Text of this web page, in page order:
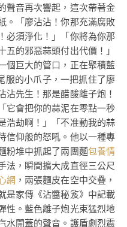
聲音再次響起，這次帶著金
。「廖沾沾！你那充滿腐敗
必須淨化！」「你將為你那
的邪惡蒜頭付出代價！」
個巨大的管口，正在聚積藍
服的小爪子，一把抓住了廖
沾先生！那是醋酸離子炮！
它會把你的蒜泥在零點一秒
浩劫啊！」「不准動我的蒜
信仰般的怒吼。他以一種專
粉堆中抓起了兩團麵包養情
法，瞬間擴大成直徑三公尺
網 ，兩張麵皮在空中交疊，
是家傳《沾醬秘笈》中記載
性。藍色離子炮光束猛烈地
水開蓋的聲音。護盾劇烈震